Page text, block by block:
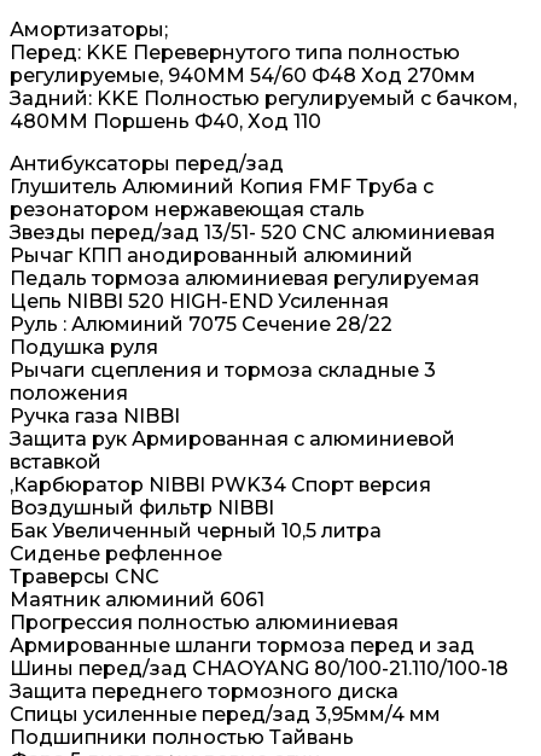
Амортизаторы;
Перед: KKE Перевернутого типа полностью
регулируемые, 940MM 54/60 Ф48 Ход 270мм
Задний: KKE Полностью регулируемый с бачком,
480MM Поршень Ф40, Ход 110
Антибуксаторы перед/зад
Глушитель Алюминий Копия FMF Труба с
резонатором нержавеющая сталь
Звезды перед/зад 13/51- 520 CNC алюминиевая
Рычаг КПП анодированный алюминий
Педаль тормоза алюминиевая регулируемая
Цепь NIBBI 520 HIGH-END Усиленная
Руль : Алюминий 7075 Сечение 28/22
Подушка руля
Рычаги сцепления и тормоза складные 3
положения
Ручка газа NIBBI
Защита рук Армированная с алюминиевой
вставкой
,Карбюратор NIBBI PWK34 Спорт версия
Воздушный фильтр NIBBI
Бак Увеличенный черный 10,5 литра
Сиденье рефленное
Траверсы CNC
Маятник алюминий 6061
Прогрессия полностью алюминиевая
Армированные шланги тормоза перед и зад
Шины перед/зад CHAOYANG 80/100-21.110/100-18
Защита переднего тормозного диска
Спицы усиленные перед/зад 3,95мм/4 мм
Подшипники полностью Тайвань